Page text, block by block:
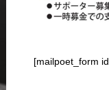
[mailpoet_form